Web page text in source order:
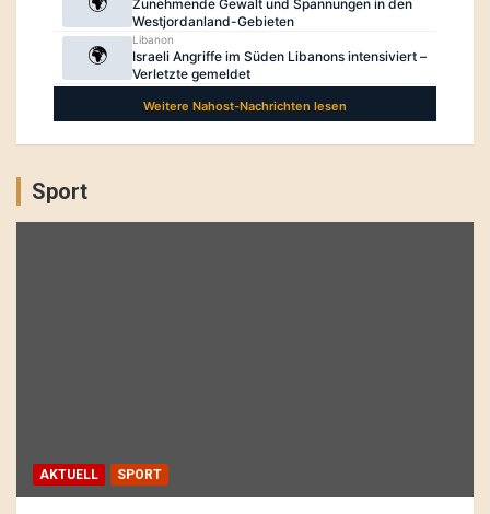
Sport
AKTUELL SPORT